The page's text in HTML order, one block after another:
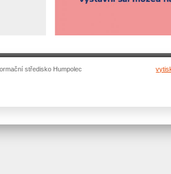
středisko Humpolec